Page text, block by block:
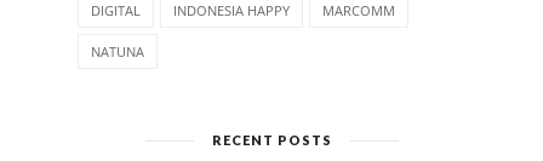
DIGITAL INDONESIA HAPPY MARCOMM
NATUNA
RECENT POSTS